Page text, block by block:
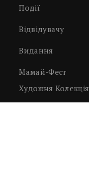
Події
Відвідувачу
Видання
Мамай-Фест
Художня Колекція